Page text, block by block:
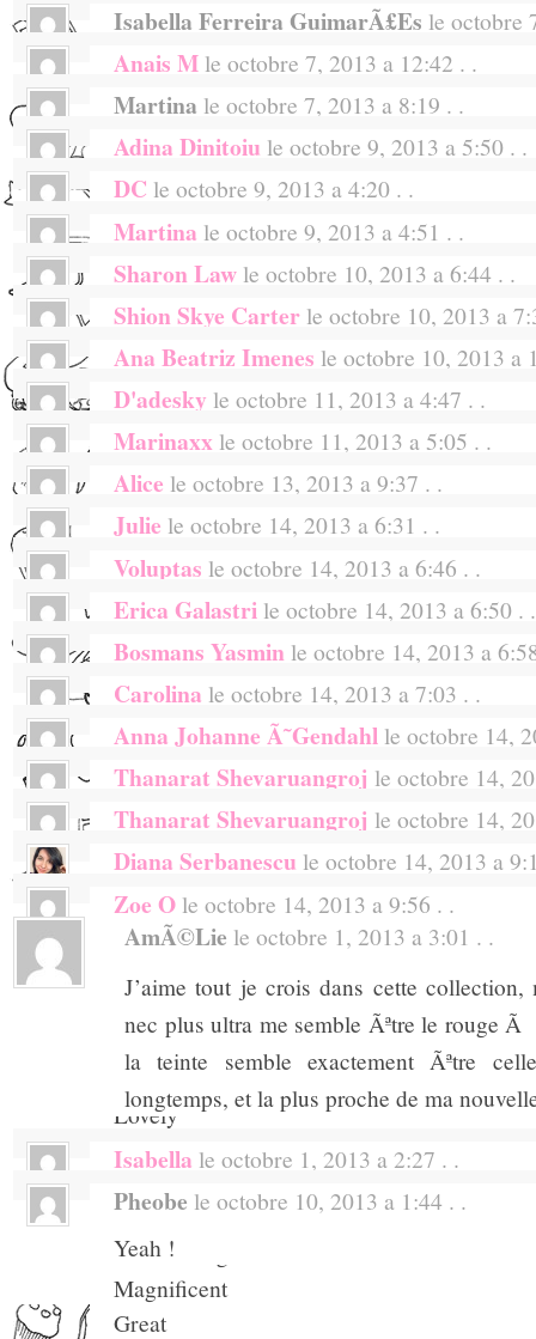
Kisses from Argentina
The cutest make-up collection I’ve seen!
It would be so lovely to have them! Fingers
Isabella Ferreira GuimarÃ£es le octobre
Very cool makeup, lucky for all of us.
Anais M le octobre 7, 2013 a 12:42 . .
C’est magnifique, je tente ma chance Ã
ce blog que je suis depuis tant d’annÃ©es
Martina le octobre 7, 2013 a 8:19 . .
wow. this is such a nice thing for you to
of the products but i just dont have the
this is such a cool opportunity! so, merci!
Adina Dinitoiu le octobre 9, 2013 a 5:50 . .
Joli blog, bonne continuation, Alix!
DC le octobre 9, 2013 a 4:20 . .
You have truly wonderful taste!
Martina le octobre 9, 2013 a 4:51 . .
hi… i cant find the comment button so i
your makeup collection looks
to try it out… but man is this pricey!!!
Sharon Law le octobre 10, 2013 a 6:44 . .
Having read your blog for several
make-up products! The cover pics are so
Shion Skye Carter le octobre 10, 2013 a
What a lovely giveaway this is! The
my heart. I do not own very much
wonderful for me! Thank you, pretty lady!
Ana Beatriz Imenes le octobre 10, 2013 a
in love
D'adesky le octobre 11, 2013 a 4:47 . .
top rien a dire comme d’hab alix !!!!
Marinaxx le octobre 11, 2013 a 5:05 . .
superbe lot pour un superbe site!
j’adhÃ¨re!!^^
Alice le octobre 13, 2013 a 9:37 . .
C’est vraiment l’un de mes coups de
vraiment somptueuse, les couleurs
paillettes comme j’aime, elle ne me quitte
tenue est juste trop bien, tout comme sa
Merci Alix pour toutes ces collections !!
xx
Julie le octobre 14, 2013 a 6:31 . .
Love your website!
Voluptas le octobre 14, 2013 a 6:46 . .
chouette <3
Erica Galastri le octobre 14, 2013 a 6:50 . .
j’adore!!!!!!!!!!!!!!!!!!!!! tes produits sont
Bosmans Yasmin le octobre 14, 2013 a
The follow words describe what « The
for:
Tasty
Enjoy
Creative
Heart
Excellent
Rocking
Yummi
Beautiful
Lovely
Original
Sweet
Outstanding
Magnificent
Great
Carolina le octobre 14, 2013 a 7:03 . .
wow! what a great idea to make this
Anna Johanne Ã˜gendahl le octobre 14,
Fingers crossed :o)
Thanarat Shevaruangroj le octobre 14,
Attractively Sweet and irresistible
Thanarat Shevaruangroj le octobre 14,
Atttactive charming sweet and irresistible
Diana Serbanescu le octobre 14, 2013 a
I want this cute and delicate make-up set
Zoe O le octobre 14, 2013 a 9:56 . .
=]
AmÃ©lie le octobre 1, 2013 a 3:01 . .
J’aime tout je crois dans cette
nec plus ultra me semble Ãªtre le rouge
la teinte semble exactement Ãªtre
longtemps, et la plus proche de ma
Isabella le octobre 1, 2013 a 2:27 . .
<3
Pheobe le octobre 10, 2013 a 1:44 . .
Yeah !